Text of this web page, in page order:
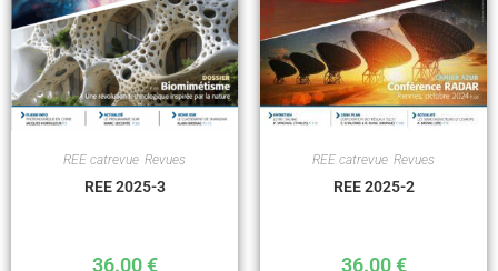
REE catrevue Revues
REE 2025-3
36.00€
REE catrevue Revues
REE 2025-2
36.00€